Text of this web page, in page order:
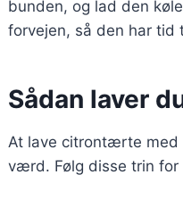
bunden, og lad den
forvejen, så den har
Sådan laver
At lave citrontærte med
værd. Følg disse trin